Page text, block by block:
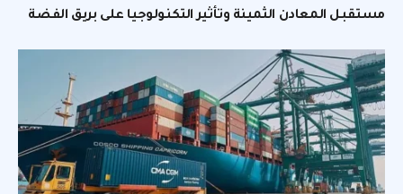
مستقبل المعادن الثمينة وتأثير التكنولوجيا على بريق الفضة